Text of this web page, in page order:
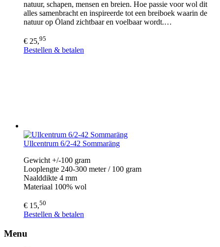
natuur, schapen, mensen en breien. Hoe passie voor wol dit
alles samenbracht en inspireerde tot een breiboek waarin de
natuur op Öland zichtbaar en voelbaar wordt.…
€ 25,95
Bestellen & betalen
Ullcentrum 6/2-42 Sommaräng
Gewicht +/-100 gram
Looplengte 240-300 meter / 100 gram
Naalddikte 4 mm
Materiaal 100% wol
€ 15,50
Bestellen & betalen
Menu